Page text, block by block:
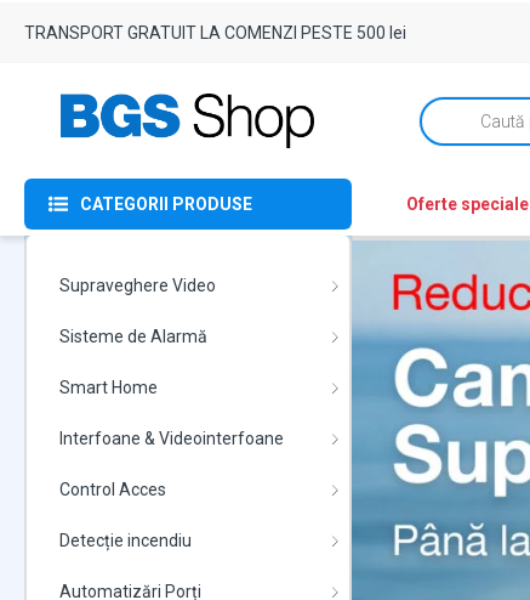
TRANSPORT GRATUIT LA COMENZI PESTE 500 lei
Products
search
CATEGORII PRODUSE
Supraveghere Video
Sisteme de Alarmă
Smart Home
Interfoane & Videointerfoane
Control Acces
Detecție incendiu
Automatizări Porți
Oferte speciale